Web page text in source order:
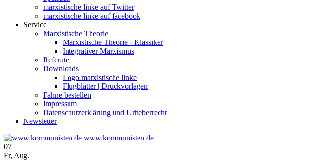
marxistische linke auf Twitter
marxistische linke auf facebook
Service
Marxistische Theorie
Marxistische Theorie - Klassiker
Integrativer Marxismus
Referate
Downloads
Logo marxistische linke
Flugblätter | Druckvorlagen
Fahne bestellen
Impressum
Datenschutzerklärung und Urheberrecht
Newsletter
www.kommunisten.de
07
Fr, Aug.